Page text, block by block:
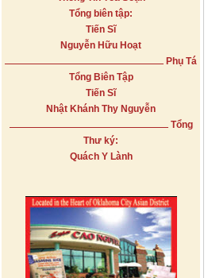
Tổng biên tập:
Tiến Sĩ
Nguyễn Hữu Hoạt
Phụ Tá
Tổng Biên Tập
Tiến Sĩ
Nhật Khánh Thy Nguyễn
Tổng
Thư ký:
Quách Y Lành